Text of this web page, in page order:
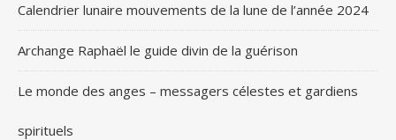
Calendrier lunaire mouvements de la lune de l’année 2024
Archange Raphaël le guide divin de la guérison
Le monde des anges – messagers célestes et gardiens
spirituels